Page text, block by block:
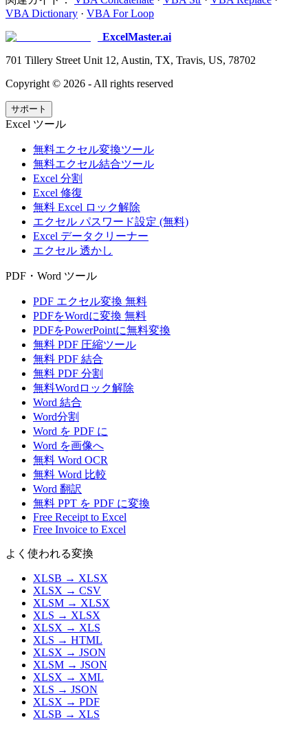
VBA Dictionary · VBA For Loop
ExcelMaster.ai
701 Tillery Street Unit 12, Austin, TX, Travis, US, 78702
Copyright © 2026 - All rights reserved
サポート
Excel ツール
無料エクセル変換ツール
無料エクセル結合ツール
Excel 分割
Excel 修復
無料 Excel ロック解除
エクセル パスワード設定 (無料)
Excel データクリーナー
エクセル 透かし
PDF・Word ツール
PDF エクセル変換 無料
PDFをWordに変換 無料
PDFをPowerPointに無料変換
無料 PDF 圧縮ツール
無料 PDF 結合
無料 PDF 分割
無料Wordロック解除
Word 結合
Word分割
Word を PDF に
Word を画像へ
無料 Word OCR
無料 Word 比較
Word 翻訳
無料 PPT を PDF に変換
Free Receipt to Excel
Free Invoice to Excel
よく使われる変換
XLSB → XLSX
XLSX → CSV
XLSM → XLSX
XLS → XLSX
XLSX → XLS
XLS → HTML
XLSX → JSON
XLSM → JSON
XLSX → XML
XLS → JSON
XLSX → PDF
XLSB → XLS